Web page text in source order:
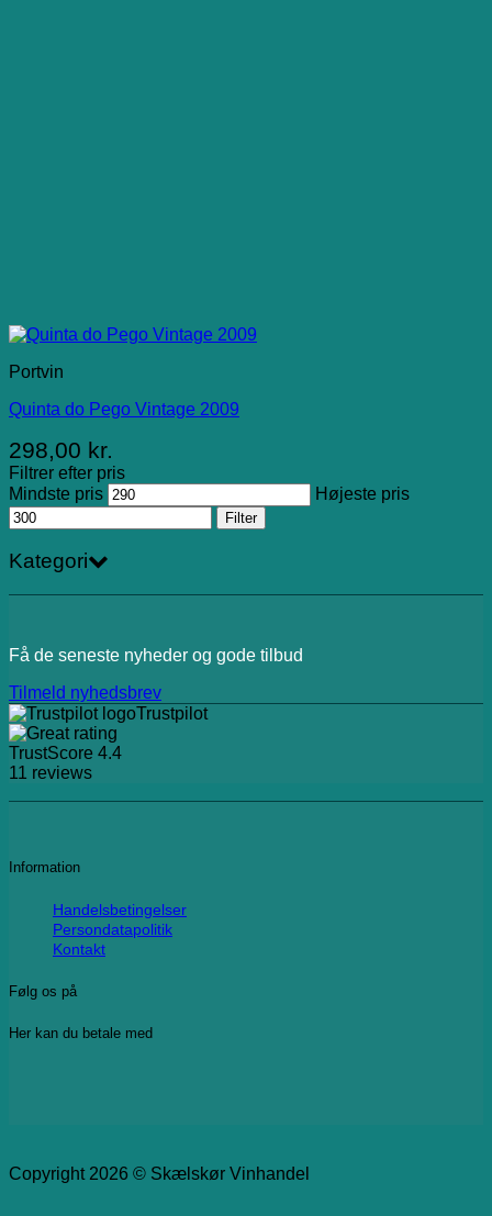
Portvin
Quinta do Pego Vintage 2009
298,00 kr.
Filtrer efter pris
Mindste pris
Højeste pris
Filter
Kategori
Få de seneste nyheder og gode tilbud
Tilmeld nyhedsbrev
Trustpilot
TrustScore 4.4
11 reviews
Information
Handelsbetingelser
Persondatapolitik
Kontakt
Følg os på
Her kan du betale med
Copyright 2026 © Skælskør Vinhandel